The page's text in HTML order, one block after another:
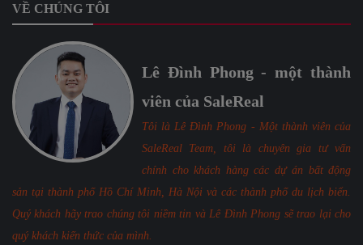
VỀ CHÚNG TÔI
Lê Đình Phong - một thành
viên của SaleReal
Tôi là Lê Đình Phong - Một thành viên của
SaleReal Team, tôi là chuyên gia tư vấn
chính cho khách hàng các dự án bất động
sản tại thành phố Hồ Chí Minh, Hà Nội và các thành phố du lịch biển.
Quý khách hãy trao chúng tôi niềm tin và Lê Đình Phong sẽ trao lại cho
quý khách kiến thức của mình.